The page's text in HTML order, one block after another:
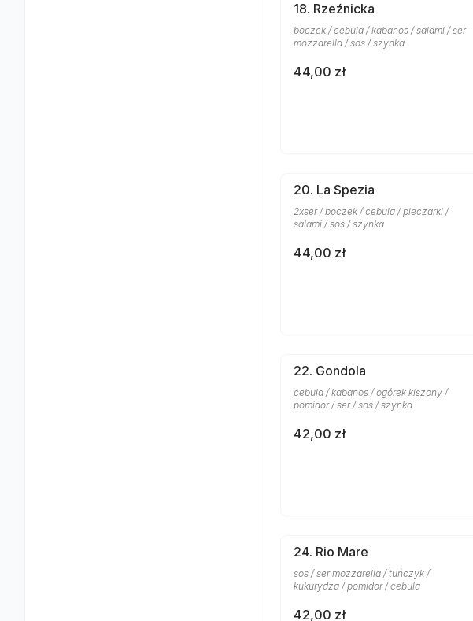
18. Rzeźnicka
boczek / cebula / kabanos / salami / ser
mozzarella / sos / szynka
44,00 zł
20. La Spezia
2xser / boczek / cebula / pieczarki /
salami / sos / szynka
44,00 zł
22. Gondola
cebula / kabanos / ogórek kiszony /
pomidor / ser / sos / szynka
42,00 zł
24. Rio Mare
sos / ser mozzarella / tuńczyk /
kukurydza / pomidor / cebula
42,00 zł